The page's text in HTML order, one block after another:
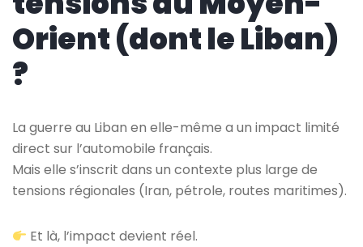
Orient (dont le Liban)
?
La guerre au Liban en elle-même a un impact limité
direct sur l’automobile français.
Mais elle s’inscrit dans un contexte plus large de
tensions régionales (Iran, pétrole, routes maritimes).
Et là, l’impact devient réel.